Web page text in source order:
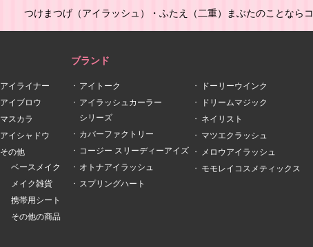
つけまつげ（アイラッシュ）・ふたえ（二重）まぶたのことなら
アイライナー
アイブロウ
マスカラ
アイシャドウ
その他
ベースメイク
メイク雑貨
携帯用シート
その他の商品
ブランド
アイトーク
アイラッシュカーラー
シリーズ
カバーファクトリー
コージー スリーディーアイズ
オトナアイラッシュ
スプリングハート
ドーリーウインク
ドリームマジック
ネイリスト
マツエクラッシュ
メロウアイラッシュ
モモレイコスメティックス